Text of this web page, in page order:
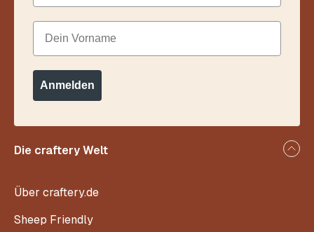
Die craftery Welt
Über craftery.de
Sheep Friendly
Dein Vorname
Anmelden